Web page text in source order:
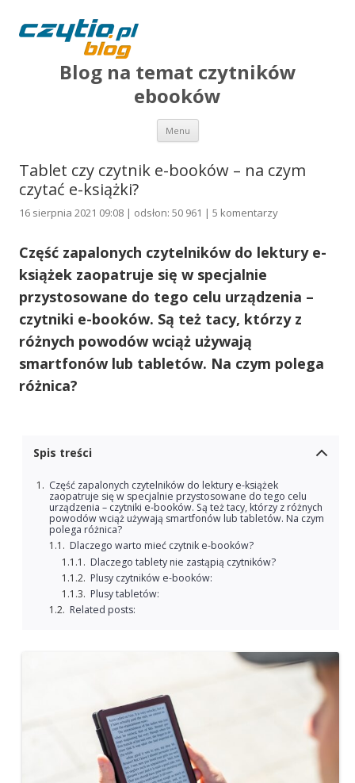
Blog na temat czytników
ebooków
Menu Przejdź do treści
Tablet czy czytnik e-booków – na czym
czytać e-książki?
16 sierpnia 2021 09:08 | odsłon: 50 961 | 5 komentarzy
Część zapalonych czytelników do lektury e-
książek zaopatruje się w specjalnie
przystosowane do tego celu urządzenia –
czytniki e-booków. Są też tacy, którzy z
różnych powodów wciąż używają
smartfonów lub tabletów. Na czym polega
różnica?
Spis treści
Część zapalonych czytelników do lektury e-książek
zaopatruje się w specjalnie przystosowane do tego celu
urządzenia – czytniki e-booków. Są też tacy, którzy z różnych
powodów wciąż używają smartfonów lub tabletów. Na czym
polega różnica?
Dlaczego warto mieć czytnik e-booków?
Dlaczego tablety nie zastąpią czytników?
Plusy czytników e-booków:
Plusy tabletów:
Related posts: